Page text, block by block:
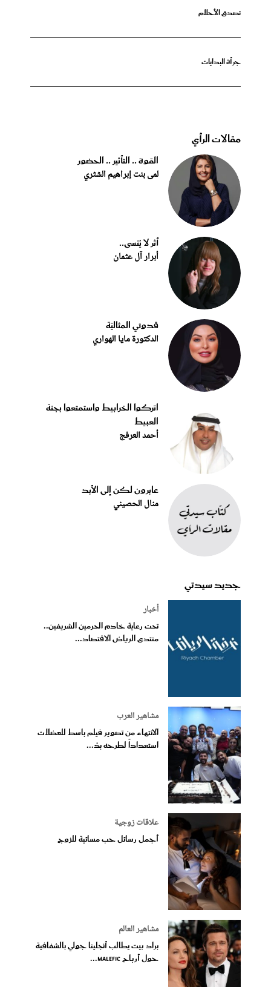
تصدق الأحلام
جرأة البدايات
مقالات الرأي
القوة .. التأثير .. الحضور
لمى بنت إبراهيم الشثري
أثر لا يُنسى..
أبرار آل عثمان
قدوتي المثاليّة
الدكتورة مايا الهواري
اتركوا الخرابيط واستمتعوا بجنة
العبيط
أحمد العرفج
عابرون لكن إلى الأبد
منال الحصيني
جديد سيدتي
أخبار
تحت رعاية خادم الحرمين الشريفين..
منتدى الرياض الاقتصاد...
مشاهير العرب
الانتهاء من تصوير فيلم باسط للعضلات
استعداداً لطرحه بدُ...
علاقات زوجية
أجمل رسائل حب مسائية للزوج
مشاهير العالم
براد بيت يطالب أنجلينا جولي بالشفافية
حول أرباح Malefic...